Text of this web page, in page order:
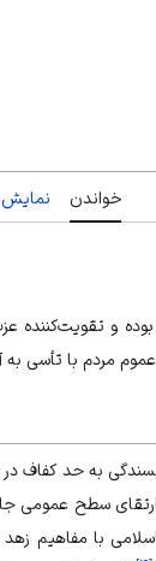
خواندن نمایش
بوده و تقویت‌کننده
مردم با تأسی به
به حد کفاف
سطح عمومی
با مفاهیم زهد